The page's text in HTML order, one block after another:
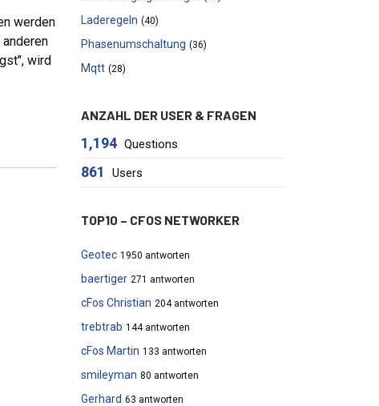
werden
wird
Laderegeln (40)
Phasenumschaltung (36)
Mqtt (28)
ANZAHL DER USER & FRAGEN
1,194 Questions
861 Users
TOP10 – CFOS NETWORKER
Geotec 1950 antworten
baertiger 271 antworten
cFos Christian 204 antworten
trebtrab 144 antworten
cFos Martin 133 antworten
smileyman 80 antworten
Gerhard 63 antworten